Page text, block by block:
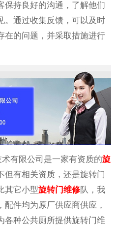
保持良好的沟通，了解他们
。通过收集反馈，可以及时
在的问题，并采取措施进行
有限公司是一家有资质的旋
但有相关资质，还是旋转门
其它小型旋转门维修队，我
配件均为原厂供应商供应，
各种公共厕所提供旋转门维